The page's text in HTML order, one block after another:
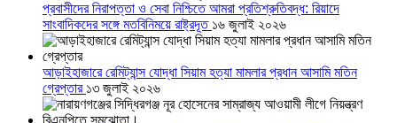
প্রবাসীদের নিরাপত্তা ও সেবা নিশ্চিতে আমরা প্রতিশ্রুতিবদ্ধ: রিয়াদে
সাংবাদিকদের সঙ্গে মতবিনিময়ে রাষ্ট্রদূত ১৬ জুলাই ২০২৬
আড়াইহাজারে রেমিট্যান্স যোদ্ধা সিয়াম হত্যা মামলার প্রধান আসামি মতিন
গ্রেপ্তার ১৩ জুলাই ২০২৬